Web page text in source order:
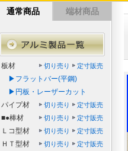
通常商品 端材商品
板材 切り売り 定寸販売
▶フラットバー(平鋼)
▶円板・レーザーカット
パイプ材
切り売り 定寸販売
■●棒材 切り売り 定寸販売
Ｌコ型材 切り売り 定寸販売
ＨＴ型材 切り売り 定寸販売